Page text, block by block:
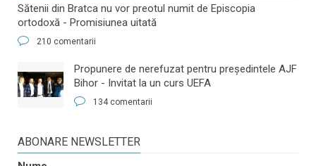
Sătenii din Bratca nu vor preotul numit de Episcopia
ortodoxă - Promisiunea uitată
210 comentarii
​Propunere de nerefuzat pentru preşedintele AJF
Bihor - Invitat la un curs UEFA
134 comentarii
ABONARE NEWSLETTER